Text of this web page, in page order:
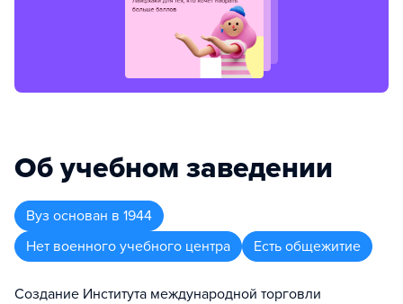
Об учебном заведении
Вуз основан в 1944
Нет военного учебного центра
Есть общежитие
Создание Института международной торговли